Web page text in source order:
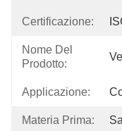
Certificazione:
Nome Del
Prodotto:
Applicazione:
Materia Prima: